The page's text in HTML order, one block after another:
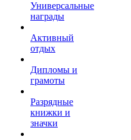
Универсальные
награды
Активный
отдых
Дипломы и
грамоты
Разрядные
книжки и
значки